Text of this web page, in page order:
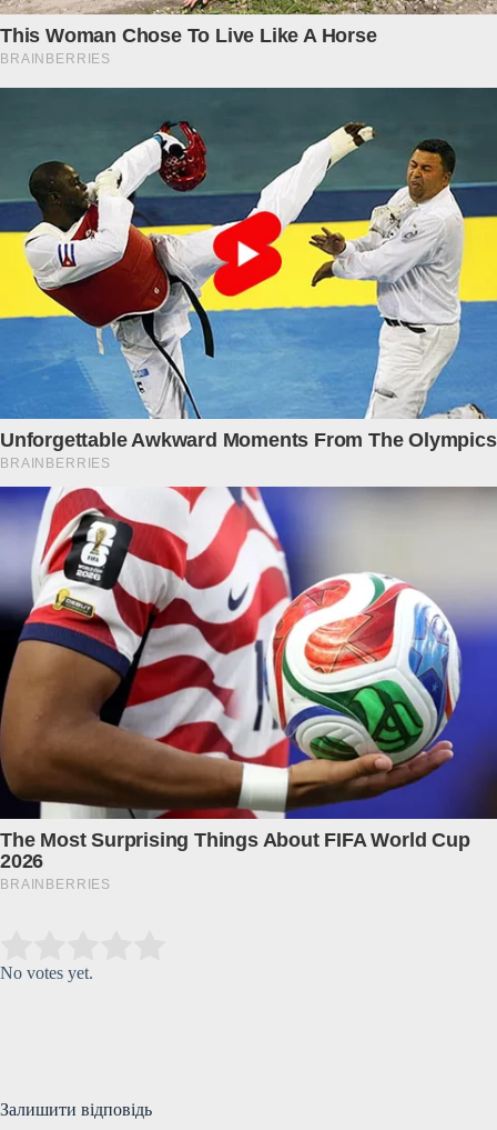
No votes yet.
Залишити відповідь